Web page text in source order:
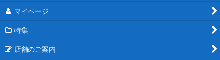
マイページ
特集
店舗のご案内